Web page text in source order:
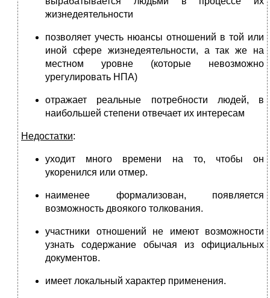
жизнедеятельности
позволяет учесть нюансы отношений в той или
иной сфере жизнедеятельности, а так же на
местном уровне (которые невозможно
урегулировать НПА)
отражает реальные потребности людей, в
наибольшей степени отвечает их интересам
Недостатки:
уходит много времени на то, чтобы он
укоренился или отмер.
наименее формализован, появляется
возможность двоякого толкования.
участники отношений не имеют возможности
узнать содержание обычая из официальных
документов.
имеет локальный характер применения.